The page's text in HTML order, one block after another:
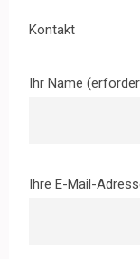
Kontakt
Ihr Name
Ihre E-Mail-